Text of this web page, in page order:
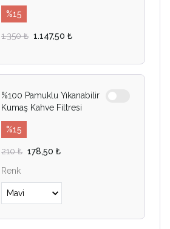
%15
1.350 ₺ 1.147,50 ₺
%100 Pamuklu Yıkanabilir
Kumaş Kahve Filtresi
%15
210 ₺ 178,50 ₺
Renk